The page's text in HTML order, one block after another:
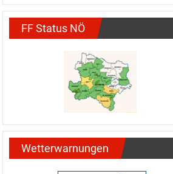
FF Status NÖ
Wetterwarnungen